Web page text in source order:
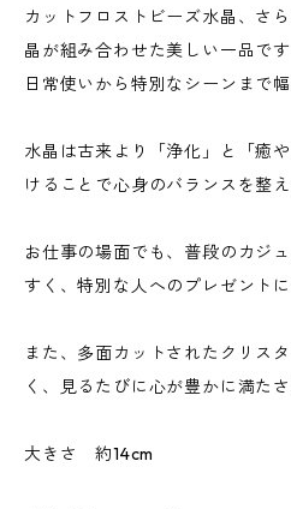
カットフロストビーズ水晶、さ
晶が組み合わせた美しい一品です
日常使いから特別なシーンまで
水晶は古来より「浄化」と「癒
けることで心身のバランスを整
お仕事の場面でも、普段のカジ
すく、特別な人へのプレゼント
また、多面カットされたクリス
く、見るたびに心が豊かに満た
大きさ 約14cm